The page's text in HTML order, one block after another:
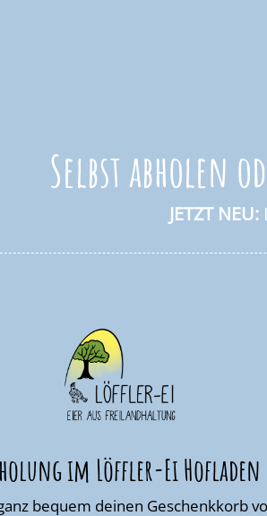
Selbst abholen
JETZT NEU:
im Löffler-Ei Hofladen
bequem deinen Geschenkkorb